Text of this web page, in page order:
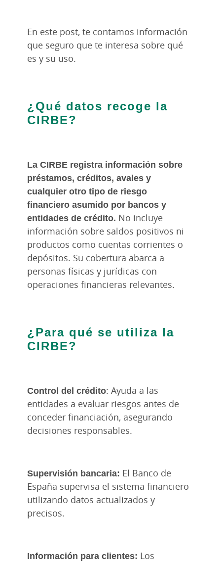
En este post, te contamos información
que seguro que te interesa sobre qué
es y su uso.
¿Qué datos recoge la
CIRBE?
La CIRBE registra información sobre
préstamos, créditos, avales y
cualquier otro tipo de riesgo
financiero asumido por bancos y
entidades de crédito. No incluye
información sobre saldos positivos ni
productos como cuentas corrientes o
depósitos. Su cobertura abarca a
personas físicas y jurídicas con
operaciones financieras relevantes.
¿Para qué se utiliza la
CIRBE?
Control del crédito: Ayuda a las
entidades a evaluar riesgos antes de
conceder financiación, asegurando
decisiones responsables.
Supervisión bancaria: El Banco de
España supervisa el sistema financiero
utilizando datos actualizados y
precisos.
Información para clientes: Los